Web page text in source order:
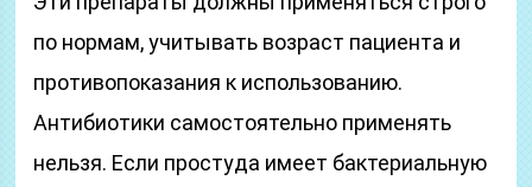
по нормам, учитывать возраст пациента и
противопоказания к использованию.
Антибиотики самостоятельно применять
нельзя. Если простуда имеет бактериальную